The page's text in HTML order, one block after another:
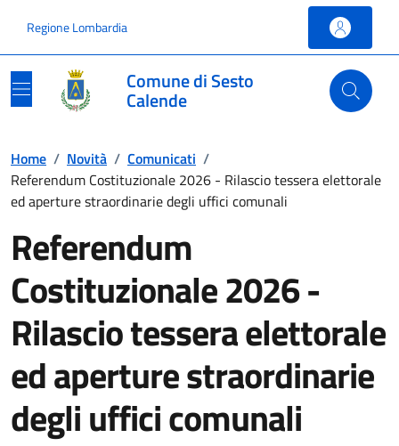
Regione Lombardia
Comune di Sesto
Calende
Home / Novità / Comunicati /
Referendum Costituzionale 2026 - Rilascio tessera elettorale
ed aperture straordinarie degli uffici comunali
Referendum
Costituzionale 2026 -
Rilascio tessera elettorale
ed aperture straordinarie
degli uffici comunali